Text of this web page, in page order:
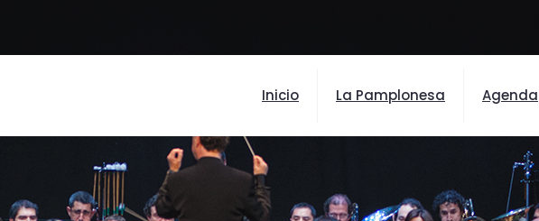
Inicio La Pamplonesa Agenda